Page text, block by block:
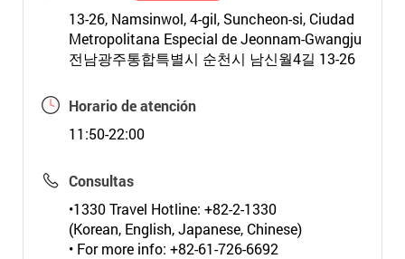
13-26, Namsinwol, 4-gil, Suncheon-si, Ciudad
Metropolitana Especial de Jeonnam-Gwangju
전남광주통합특별시 순천시 남신월4길 13-26
Horario de atención
11:50-22:00
Consultas
•1330 Travel Hotline: +82-2-1330
(Korean, English, Japanese, Chinese)
• For more info: +82-61-726-6692